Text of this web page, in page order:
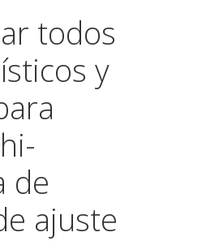
todos
y
de
ajuste